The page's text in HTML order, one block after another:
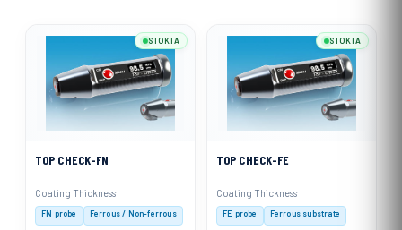
TOP CHECK-FN
Coating Thickness
FN probe Ferrous / Non-ferrous
STOKTA
TOP CHECK-FE
Coating Thickness
FE probe Ferrous substrate
STOKTA